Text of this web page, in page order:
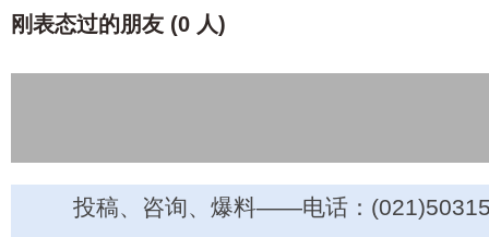
刚表态过的朋友 (0 人)
投稿、咨询、爆料——电话：